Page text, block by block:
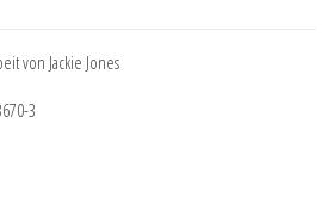
von Jackie Jones
3